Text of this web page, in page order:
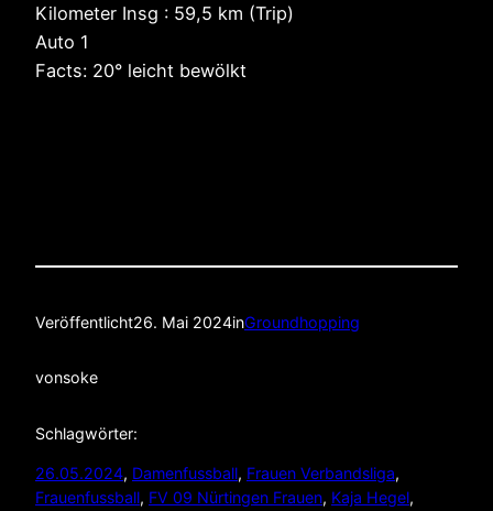
Kilometer Insg : 59,5 km (Trip)
Auto 1
Facts: 20° leicht bewölkt
Veröffentlicht26. Mai 2024inGroundhopping
vonsoke
Schlagwörter:
26.05.2024, Damenfussball, Frauen Verbandsliga
Frauenfussball, FV 09 Nürtingen Frauen, Kaja Hegel